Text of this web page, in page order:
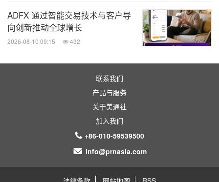
ADFX 通过智能交易技术与客户导
向创新推动全球增长
2026-08-10 09:15 432
联系我们
产品与服务
关于美通社
加入我们
+86-010-59539500
info@prnasia.com